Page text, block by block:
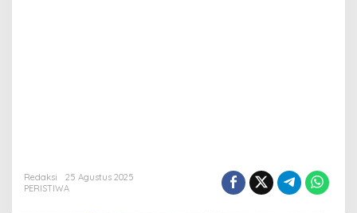
Redaksi
25 Agustus 2025
PERISTIWA